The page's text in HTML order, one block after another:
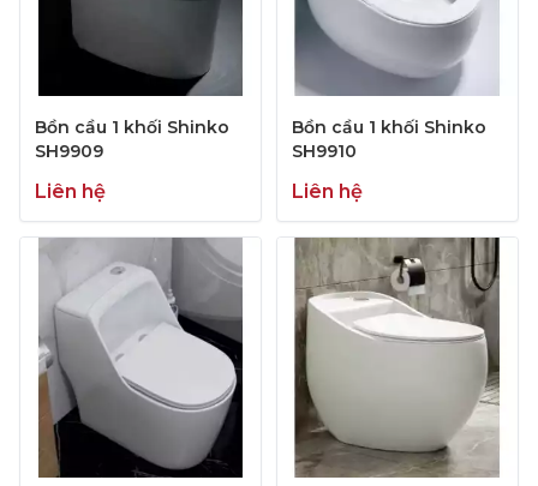
Bồn cầu 1 khối Shinko
SH9909
Liên hệ
Bồn cầu 1 khối Shinko
SH9910
Liên hệ